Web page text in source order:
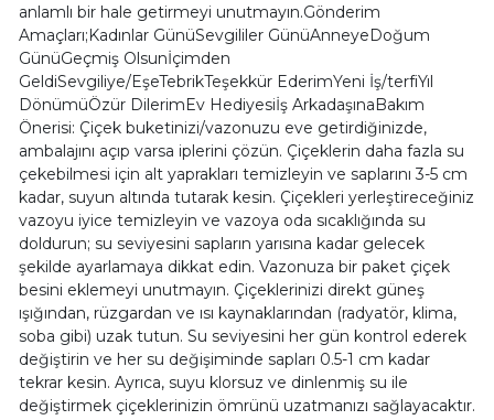
anlamlı bir hale getirmeyi unutmayın.Gönderim
Amaçları;Kadınlar GünüSevgililer GünüAnneyeDoğum
GünüGeçmiş Olsunİçimden
GeldiSevgiliye/EşeTebrikTeşekkür EderimYeni İş/terfiYıl
DönümüÖzür DilerimEv Hediyesiİş ArkadaşınaBakım
Önerisi: Çiçek buketinizi/vazonuzu eve getirdiğinizde,
ambalajını açıp varsa iplerini çözün. Çiçeklerin daha fazla su
çekebilmesi için alt yaprakları temizleyin ve saplarını 3-5 cm
kadar, suyun altında tutarak kesin. Çiçekleri yerleştireceğiniz
vazoyu iyice temizleyin ve vazoya oda sıcaklığında su
doldurun; su seviyesini sapların yarısına kadar gelecek
şekilde ayarlamaya dikkat edin. Vazonuza bir paket çiçek
besini eklemeyi unutmayın. Çiçeklerinizi direkt güneş
ışığından, rüzgardan ve ısı kaynaklarından (radyatör, klima,
soba gibi) uzak tutun. Su seviyesini her gün kontrol ederek
değiştirin ve her su değişiminde sapları 0.5-1 cm kadar
tekrar kesin. Ayrıca, suyu klorsuz ve dinlenmiş su ile
değiştirmek çiçeklerinizin ömrünü uzatmanızı sağlayacaktır.